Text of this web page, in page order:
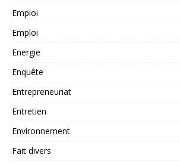
Emploi
Emploi
Energie
Enquête
Entrepreneuriat
Entretien
Environnement
Fait divers